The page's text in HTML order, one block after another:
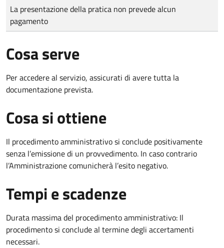
Tipo di pagamento
Importo
La presentazione della pratica non prevede alcun
pagamento
Cosa serve
Per accedere al servizio, assicurati di avere tutta la
documentazione prevista.
Cosa si ottiene
Il procedimento amministrativo si conclude positivamente
senza l’emissione di un provvedimento. In caso contrario
l’Amministrazione comunicherà l’esito negativo.
Tempi e scadenze
Durata massima del procedimento amministrativo: Il
procedimento si conclude al termine degli accertamenti
necessari.